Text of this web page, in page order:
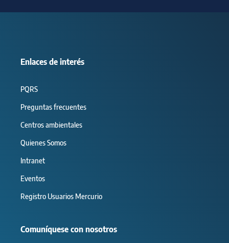
Enlaces de interés
PQRS
Preguntas frecuentes
Centros ambientales
Quienes Somos
Intranet
Eventos
Registro Usuarios Mercurio
Comuníquese con nosotros